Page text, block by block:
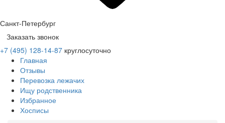
Санкт-Петербург
Заказать звонок
+7 (495) 128-14-87 круглосуточно
Главная
Отзывы
Перевозка лежачих
Ищу родственника
Избранное
Хосписы